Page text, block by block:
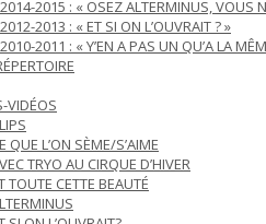
2015 : « OSEZ ALTERMINUS, VOUS
2013 : « ET SI ON L’OUVRAIT ? »
2011 : « Y’EN A PAS UN QU’A LA
VIDÉOS
QUE L’ON SÈME/S’AIME
TRYO AU CIRQUE D’HIVER
TOUTE CETTE BEAUTÉ